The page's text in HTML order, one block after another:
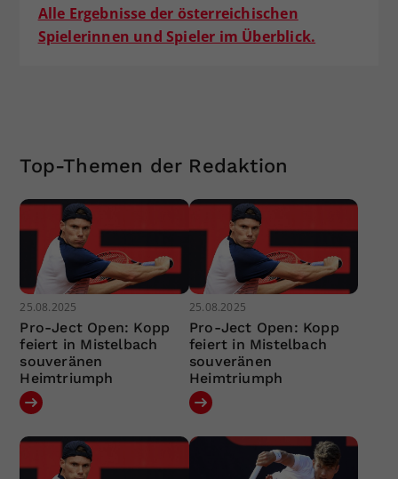
Alle Ergebnisse der österreichischen
Spielerinnen und Spieler im Überblick.
Top-Themen der Redaktion
25.08.2025
Pro-Ject Open: Kopp
feiert in Mistelbach
souveränen
Heimtriumph
25.08.2025
Pro-Ject Open: Kopp
feiert in Mistelbach
souveränen
Heimtriumph